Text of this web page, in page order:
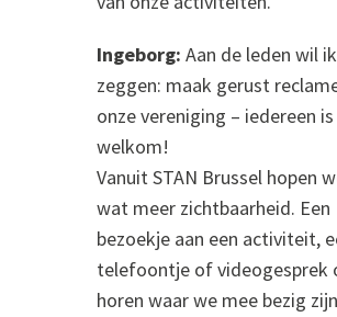
Ingeborg: Aan de leden wil ik
zeggen: maak gerust
onze vereniging – iedereen is
welkom!
Vanuit STAN Brussel hopen
wat meer zichtbaarheid. Een
bezoekje aan een activiteit,
telefoontje of videogesprek
horen waar we mee bezig